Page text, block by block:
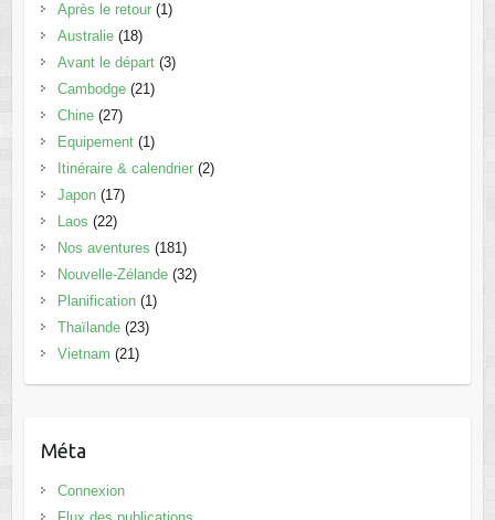
Après le retour(1)
Australie(18)
Avant le départ(3)
Cambodge(21)
Chine(27)
Equipement(1)
Itinéraire & calendrier(2)
Japon(17)
Laos (22)
Nos aventures (181)
Nouvelle-Zélande(32)
Planification(1)
Thaïlande(23)
Vietnam (21)
Méta
Connexion